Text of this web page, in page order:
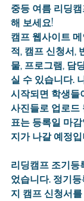
중등 여름 리딩
해 보세요!
캠프 웹사이트
적, 캠프 신청서,
물, 프로그램, 담
실 수 있습니다.
시작되면 학생
사진들로 업로드
표는 등록일 마
지가 나갈 예정
리딩캠프 조기등
었습니다. 정기
지 캠프 신청서